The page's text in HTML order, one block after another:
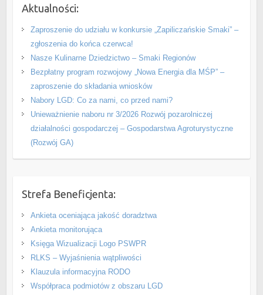
Aktualności:
Zaproszenie do udziału w konkursie „Zapiliczańskie Smaki” –
zgłoszenia do końca czerwca!
Nasze Kulinarne Dziedzictwo – Smaki Regionów
Bezpłatny program rozwojowy „Nowa Energia dla MŚP” –
zaproszenie do składania wniosków
Nabory LGD: Co za nami, co przed nami?
Unieważnienie naboru nr 3/2026 Rozwój pozarolniczej
działalności gospodarczej – Gospodarstwa Agroturystyczne
(Rozwój GA)
Strefa Beneficjenta:
Ankieta oceniająca jakość doradztwa
Ankieta monitorująca
Księga Wizualizacji Logo PSWPR
RLKS – Wyjaśnienia wątpliwości
Klauzula informacyjna RODO
Współpraca podmiotów z obszaru LGD